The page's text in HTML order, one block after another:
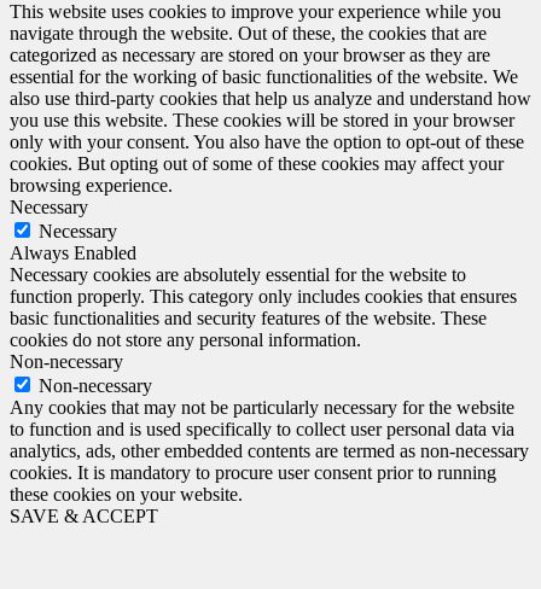
This website uses cookies to improve your experience while you
navigate through the website. Out of these, the cookies that are
categorized as necessary are stored on your browser as they are
essential for the working of basic functionalities of the website. We
also use third-party cookies that help us analyze and understand how
you use this website. These cookies will be stored in your browser
only with your consent. You also have the option to opt-out of these
cookies. But opting out of some of these cookies may affect your
browsing experience.
Necessary
Necessary
Always Enabled
Necessary cookies are absolutely essential for the website to
function properly. This category only includes cookies that ensures
basic functionalities and security features of the website. These
cookies do not store any personal information.
Non-necessary
Non-necessary
Any cookies that may not be particularly necessary for the website
to function and is used specifically to collect user personal data via
analytics, ads, other embedded contents are termed as non-necessary
cookies. It is mandatory to procure user consent prior to running
these cookies on your website.
SAVE & ACCEPT